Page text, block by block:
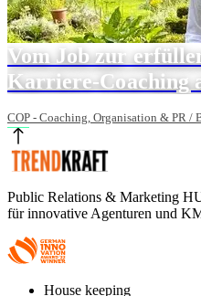
Vom Job zur
Karriere-Coaching
COP - Coaching, Organisation & PR /
Public Relations & Marketing
für innovative Agenturen und
FooterHouse keeping